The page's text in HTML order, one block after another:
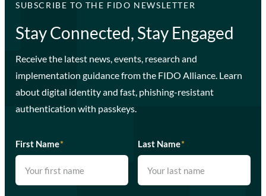
SUBSCRIBE TO THE FIDO NEWSLETTER
Stay Connected, Stay Engaged
Receive the latest news, events, research and
implementation guidance from the FIDO Alliance. Learn
about digital identity and fast, phishing-resistant
authentication with passkeys.
First Name* Last Name*